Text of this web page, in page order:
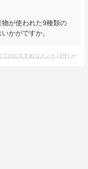
が使われた9種類の
かがですか。
てのおすすめコメント (1件) >